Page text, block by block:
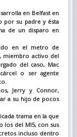
en Belfast en
por su padre y ésta
de un disparo en
en el metro de
miembro activo del
del caso, Mac
o ser agente
Jerry y Connor,
a su hijo de pocos
trama en la que
los del MI5, con sus
incluso dentro